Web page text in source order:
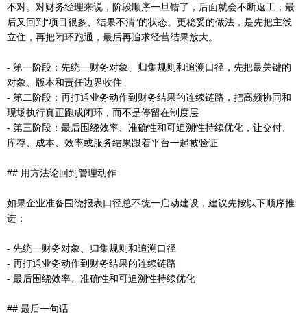
不对。对财务经理来说，阶段顺序一旦错了，后面就会不断返工，最
后又回到“项目很多、结果不清”的状态。更稳妥的做法，是先把主线
立住，再把闭环跑通，最后再追求经营结果放大。
- 第一阶段：先统一财务对象、归集规则和追溯口径，先把最关键的
对象、版本和责任边界收住
- 第二阶段：再打通业务动作到财务结果的连续链路，把高频协同和
现场执行真正跑成闭环，而不是停留在制度层
- 第三阶段：最后围绕效率、准确性和可追溯性持续优化，让交付、
库存、成本、效率或服务结果跟着平台一起被验证
## 用方法论回到管理动作
如果企业准备围绕报表口径总不统一启动建设，建议先按以下顺序推
进：
- 先统一财务对象、归集规则和追溯口径
- 再打通业务动作到财务结果的连续链路
- 最后围绕效率、准确性和可追溯性持续优化
## 最后一句话